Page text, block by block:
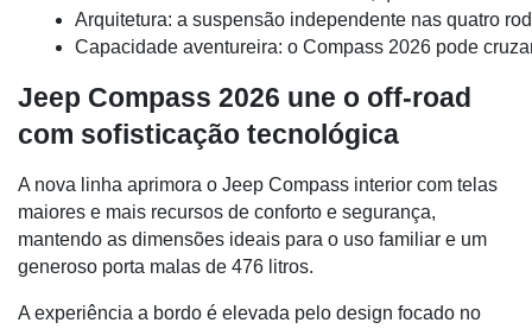
Arquitetura: a suspensão independente nas quatro
Capacidade aventureira: o Compass 2026 pode
Jeep Compass 2026 une o off-road
com sofisticação tecnológica
A nova linha aprimora o Jeep Compass interior com telas
maiores e mais recursos de conforto e segurança,
mantendo as dimensões ideais para o uso familiar e um
generoso porta malas de 476 litros.
A experiência a bordo é elevada pelo design focado no